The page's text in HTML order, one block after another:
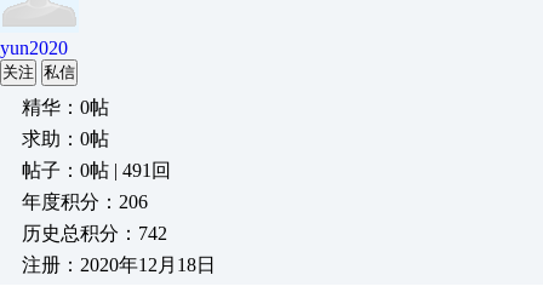
yun2020
关注 私信
精华：0帖
求助：0帖
帖子：0帖 | 491回
年度积分：206
历史总积分：742
注册：2020年12月18日